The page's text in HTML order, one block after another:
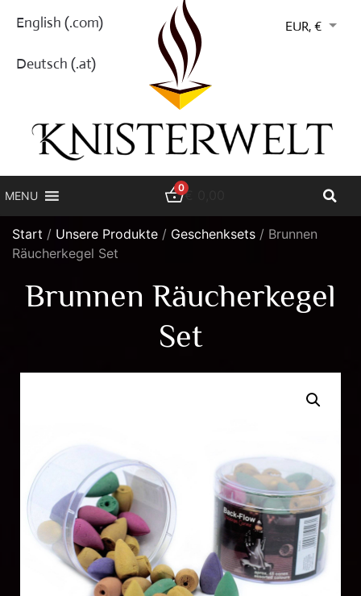
English (.com)
Deutsch (.at)
EUR, €
0€
MENU
Start / Unsere Produkte / Geschenksets / Brunnen
Räucherkegel Set
Brunnen Räucherkegel
Set